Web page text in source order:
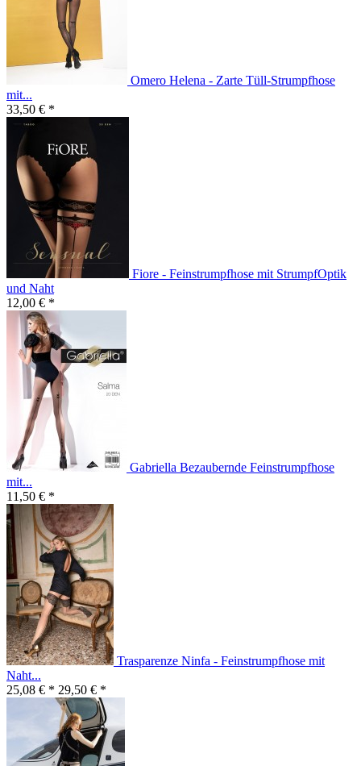
Omero Helena - Zarte Tüll-Strumpfhose
mit...
33,50 € *
Fiore - Feinstrumpfhose mit StrumpfOptik
und Naht
12,00 € *
Gabriella Bezaubernde Feinstrumpfhose
mit...
11,50 € *
Trasparenze Ninfa - Feinstrumpfhose mit
Naht...
25,08 € * 29,50 € *